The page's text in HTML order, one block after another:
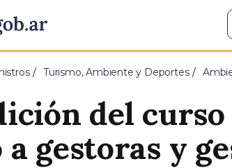
Turismo, Ambiente y Deportes
del
a gestoras y